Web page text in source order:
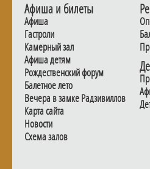
Афиша и билеты
Афиша
Гастроли
Камерный зал
Афиша детям
Рождественский форум
Балетное лето
Вечера в замке Радзивиллов
Карта сайта
Новости
Схема залов